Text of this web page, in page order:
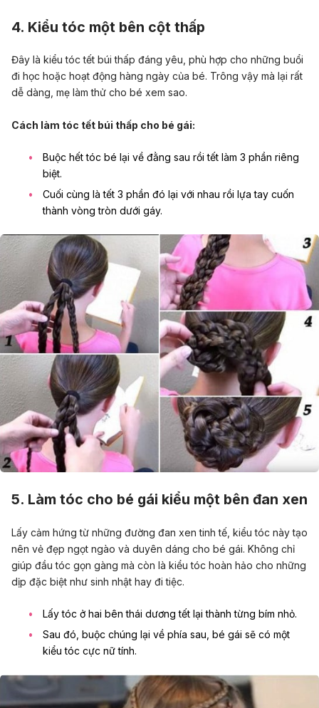
4. Kiểu tóc một bên cột thấp
Đây là kiểu tóc tết búi thấp đáng yêu, phù hợp cho những buổi
đi học hoặc hoạt động hàng ngày của bé. Trông vậy mà lại rất
dễ dàng, mẹ làm thử cho bé xem sao.
Cách làm tóc tết búi thấp cho bé gái:
Buộc hết tóc bé lại về đằng sau rồi tết làm 3 phần riêng
biệt.
Cuối cùng là tết 3 phần đó lại với nhau rồi lựa tay cuốn
thành vòng tròn dưới gáy.
5. Làm tóc cho bé gái kiểu một bên đan xen
Lấy cảm hứng từ những đường đan xen tinh tế, kiểu tóc này tạo
nên vẻ đẹp ngọt ngào và duyên dáng cho bé gái. Không chỉ
giúp đầu tóc gọn gàng mà còn là kiểu tóc hoàn hảo cho những
dịp đặc biệt như sinh nhật hay đi tiệc.
Lấy tóc ở hai bên thái dương tết lại thành từng bím nhỏ.
Sau đó, buộc chúng lại về phía sau, bé gái sẽ có một
kiểu tóc cực nữ tính.